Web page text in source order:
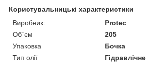
Користувальницькі характеристики
Виробник:
Protec
Об`єм
205
Упаковка
Бочка
Тип олії
Гідравлічне